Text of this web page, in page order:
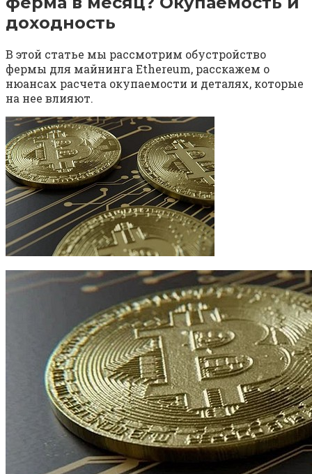
доходность
В этой статье мы рассмотрим обустройство
фермы для майнинга Ethereum, расскажем о
нюансах расчета окупаемости и деталях, которые
на нее влияют.